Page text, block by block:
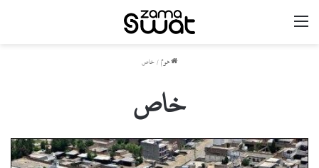
ھوم/خاص
خاص